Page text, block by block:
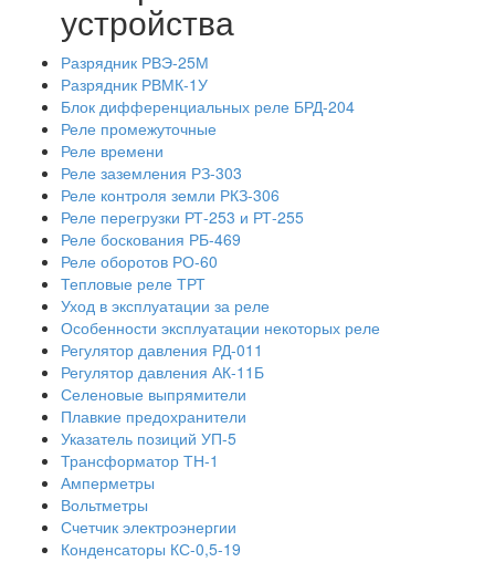
устройства
Разрядник РВЭ-25М
Разрядник РВМК-1У
Блок дифференциальных реле БРД-204
Реле промежуточные
Реле времени
Реле заземления РЗ-303
Реле контроля земли РКЗ-306
Реле перегрузки РТ-253 и РТ-255
Реле боскования РБ-469
Реле оборотов РО-60
Тепловые реле ТРТ
Уход в эксплуатации за реле
Особенности эксплуатации некоторых реле
Регулятор давления РД-011
Регулятор давления АК-11Б
Селеновые выпрямители
Плавкие предохранители
Указатель позиций УП-5
Трансформатор ТН-1
Амперметры
Вольтметры
Счетчик электроэнергии
Конденсаторы КС-0,5-19